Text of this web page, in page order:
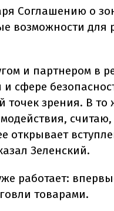
Соглашению о
возможности для
и партнером в
сфере
точек зрения. В то
считаю,
открывает
Зеленский.
работает:
товарами.